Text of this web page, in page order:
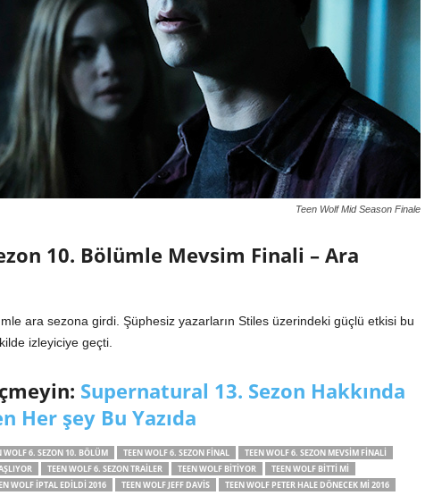
Teen Wolf Mid Season Finale
10. Bölümle Mevsim Finali – Ara
ara sezona girdi. Şüphesiz yazarların Stiles üzerindeki güçlü etkisi bu
izleyiciye geçti.
Supernatural 13. Sezon Hakkında
Her şey Bu Yazıda
WOLF 6. SEZON 10. BÖLÜM TEEN WOLF 6. SEZON FINAL
TEEN WOLF 6. SEZON MEVSIM FINALI
TEEN WOLF 6. SEZON TRAILER TEEN WOLF BITIYOR
TEEN WOLF BITTI MI
WOLF IPTAL EDILDI 2016 TEEN WOLF JEFF DAVIS
TEEN WOLF PETER HALE DÖNECEK MI 2016